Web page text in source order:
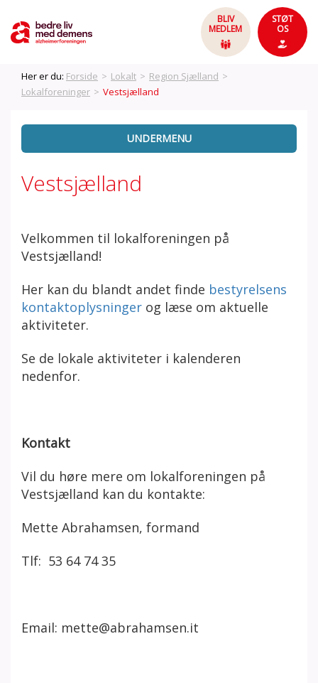
BLIV
MEDLEM
STØT
OS
Her er du: Forside > Lokalt > Region Sjælland >
Lokalforeninger > Vestsjælland
UNDERMENU
Vestsjælland
Velkommen til lokalforeningen på
Vestsjælland!
Her kan du blandt andet finde bestyrelsens
kontaktoplysninger og læse om aktuelle
aktiviteter.
Se de lokale aktiviteter i kalenderen
nedenfor.
Kontakt
Vil du høre mere om lokalforeningen på
Vestsjælland kan du kontakte:
Mette Abrahamsen, formand
Tlf: 53 64 74 35
Email: mette@abrahamsen.it